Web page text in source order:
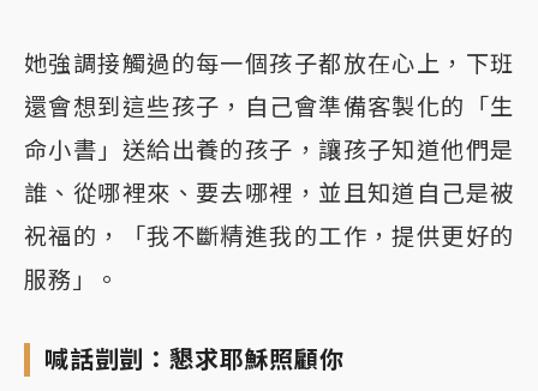
她強調接觸過的每一個孩子都放在心上，下班
還會想到這些孩子，自己會準備客製化的「生
命小書」送給出養的孩子，讓孩子知道他們是
誰、從哪裡來、要去哪裡，並且知道自己是被
祝福的，「我不斷精進我的工作，提供更好的
服務」。
喊話剴剴：懇求耶穌照顧你